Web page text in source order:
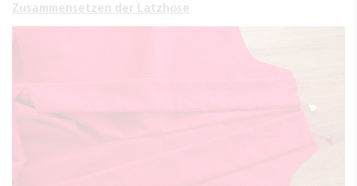
Zusammensetzen der Latzhose